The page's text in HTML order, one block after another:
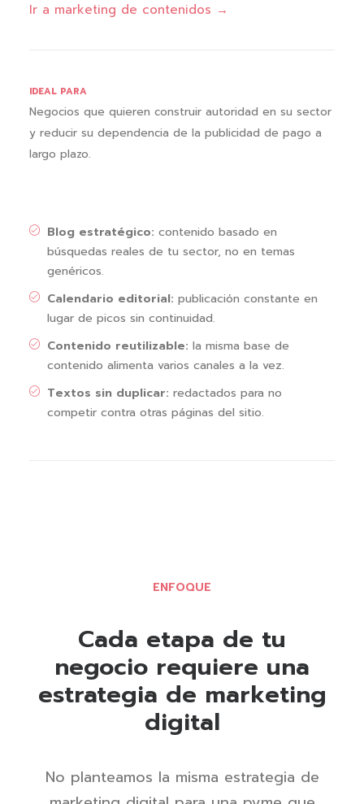
Ir a marketing de contenidos →
IDEAL PARA
Negocios que quieren construir autoridad en su sector
y reducir su dependencia de la publicidad de pago a
largo plazo.
Blog estratégico: contenido basado en
búsquedas reales de tu sector, no en temas
genéricos.
Calendario editorial: publicación constante en
lugar de picos sin continuidad.
Contenido reutilizable: la misma base de
contenido alimenta varios canales a la vez.
Textos sin duplicar: redactados para no
competir contra otras páginas del sitio.
ENFOQUE
Cada etapa de tu
negocio requiere una
estrategia de marketing
digital
No planteamos la misma estrategia de